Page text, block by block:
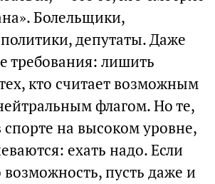
Болельщики,
депутаты. Даже
требования: лишить
кто считает возможным
флагом. Но те,
спорте на высоком уровне,
ехать надо. Если
возможность, пусть даже и